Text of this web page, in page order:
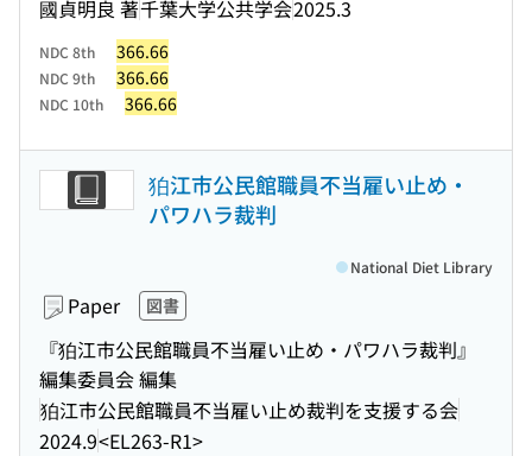
國貞明良 著千葉大学公共学会2025.3
NDC 8th 366.66
NDC 9th 366.66
NDC 10th 366.66
狛江市公民館職員不当雇い止め・
パワハラ裁判
Paper 図書
『狛江市公民館職員不当雇い止め・パワハラ裁判』
編集委員会 編集
狛江市公民館職員不当雇い止め裁判を支援する会
2024.9<EL263-R1>
National Diet Library